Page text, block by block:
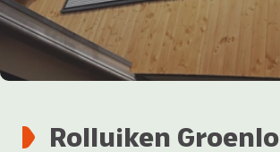
Rolluiken Groenlo